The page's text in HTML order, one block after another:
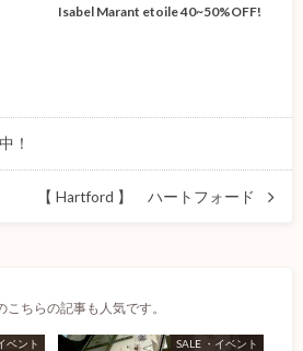
Isabel Marant etoile 40~50%OFF!
！
【 Hartford 】 ハートフォード
こちらの記事も人気です。
ベント SALE ・イベント